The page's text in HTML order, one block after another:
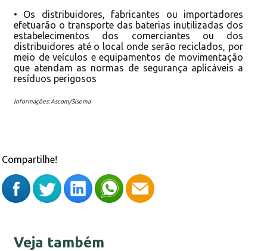
• Os distribuidores, fabricantes ou importadores
efetuarão o transporte das baterias inutilizadas dos
estabelecimentos dos comerciantes ou dos
distribuidores até o local onde serão reciclados, por
meio de veículos e equipamentos de movimentação
que atendam as normas de segurança aplicáveis a
resíduos perigosos
Informações: Ascom/Sisema
Compartilhe!
Veja também